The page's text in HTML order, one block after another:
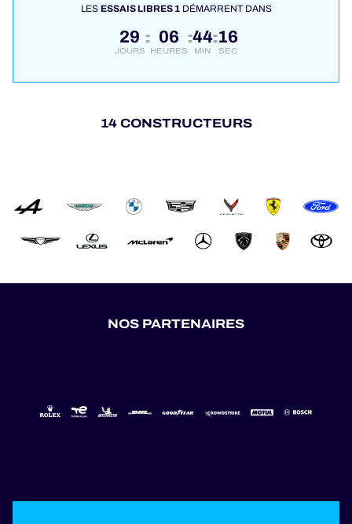
LESESSAIS LIBRES 1DÉMARRENT DANS
29
JOURS
: 06
HEURES
:44
MIN
:16
SEC
14 CONSTRUCTEURS
NOS PARTENAIRES